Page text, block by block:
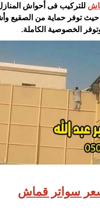
للتركيب فى أحواش
حيث توفر حماية من الصقيع
الخصوصية الكاملة.‏
سواتر قماش